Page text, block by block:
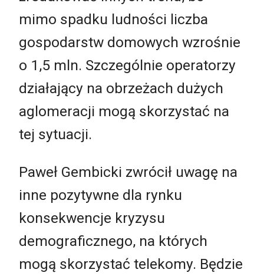
mimo spadku ludności liczba
gospodarstw domowych wzrośnie
o 1,5 mln. Szczególnie operatorzy
działający na obrzeżach dużych
aglomeracji mogą skorzystać na
tej sytuacji.
Paweł Gembicki zwrócił uwagę na
inne pozytywne dla rynku
konsekwencje kryzysu
demograficznego, na których
mogą skorzystać telekomy. Będzie